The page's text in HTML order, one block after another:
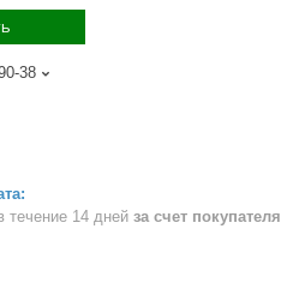
38
течение 14 дней за счет покупателя